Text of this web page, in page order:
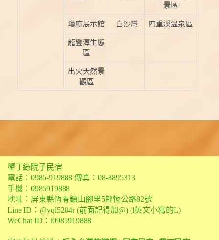
景區
瓊麻展示館 白沙灣 四重溪溫泉區
龍鑾潭生態
區
出火天然景
觀區
墾丁綠院子民宿
電話： 0985-919888 傳真：08-8895313
手機： 0985919888
地址：屏東縣恆春鎮山腳里5鄰恆公路82號
Line ID：@yql5284r (前面記得加@) (l英文小寫的L)
WeChat ID：t0985919888